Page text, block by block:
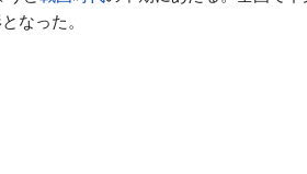
なった。